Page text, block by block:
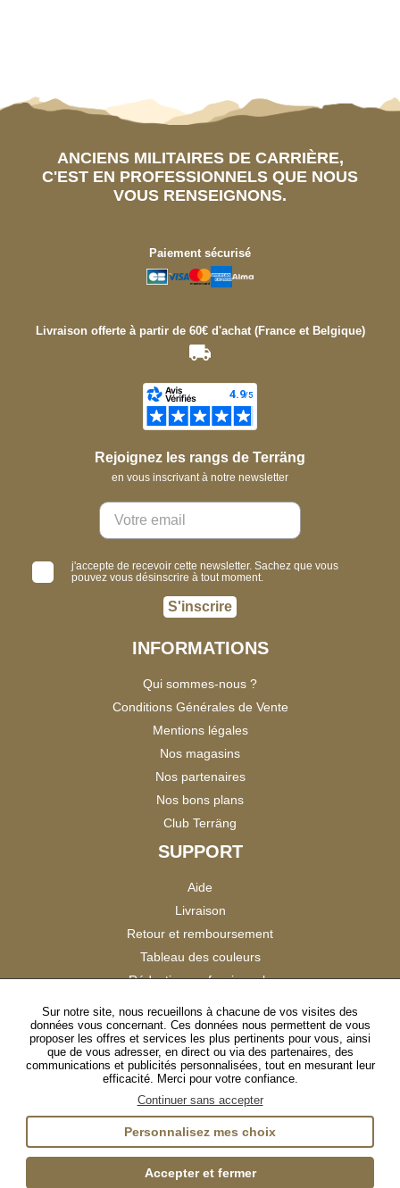
ANCIENS MILITAIRES DE CARRIÈRE,
C'EST EN PROFESSIONNELS QUE NOUS
VOUS RENSEIGNONS.
Paiement sécurisé
Livraison offerte à partir de 60€ d'achat (France et Belgique)
Rejoignez les rangs de Terräng
en vous inscrivant à notre newsletter
j'accepte de recevoir cette newsletter. Sachez que vous
pouvez vous désinscrire à tout moment.
S'inscrire
INFORMATIONS
Qui sommes-nous ?
Conditions Générales de Vente
Mentions légales
Nos magasins
Nos partenaires
Nos bons plans
Club Terräng
SUPPORT
Aide
Livraison
Retour et remboursement
Tableau des couleurs
Réduction professionnels
Satisfaction Clients
SUIVEZ-NOUS
InstagramTikTokFacebookYouTubeLinkedIn
Sur notre site, nous recueillons à chacune de vos visites des
données vous concernant. Ces données nous permettent de vous
proposer les offres et services les plus pertinents pour vous, ainsi
que de vous adresser, en direct ou via des partenaires, des
communications et publicités personnalisées, tout en mesurant leur
efficacité. Merci pour votre confiance.
Continuer sans accepter
Personnalisez mes choix
Accepter et fermer